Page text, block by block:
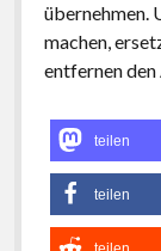
übernehmen.
machen,
entfernen
teilen
teilen